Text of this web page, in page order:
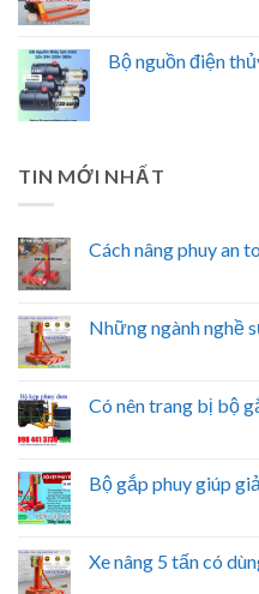
Bộ nguồn điện
TIN MỚI NHẤT
Cách nâng phuy an
Những ngành nghề
Có nên trang bị bộ
Bộ gắp phuy giúp
Xe nâng 5 tấn có